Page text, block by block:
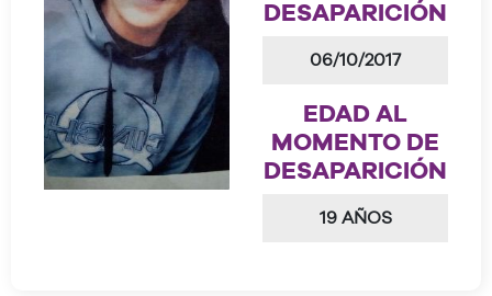
DESAPARICIÓN
06/10/2017
EDAD AL
MOMENTO DE
DESAPARICIÓN
19 AÑOS